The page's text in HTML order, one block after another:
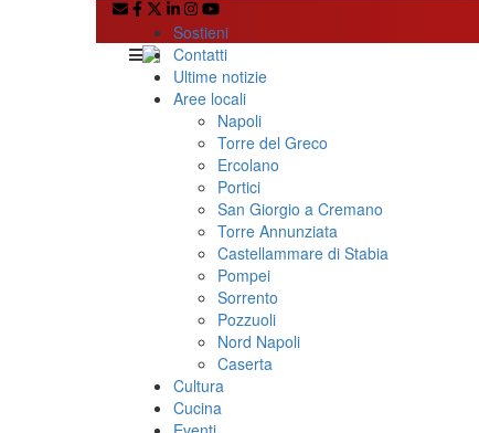
Sostieni
Contatti
Ultime notizie
Aree locali
Napoli
Torre del Greco
Ercolano
Portici
San Giorgio a Cremano
Torre Annunziata
Castellammare di Stabia
Pompei
Sorrento
Pozzuoli
Nord Napoli
Caserta
Cultura
Cucina